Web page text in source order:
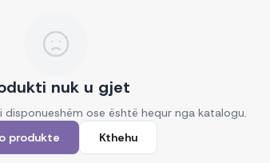
nuk u gjet
disponueshëm ose është hequr nga katalogu.
produkte
Kthehu